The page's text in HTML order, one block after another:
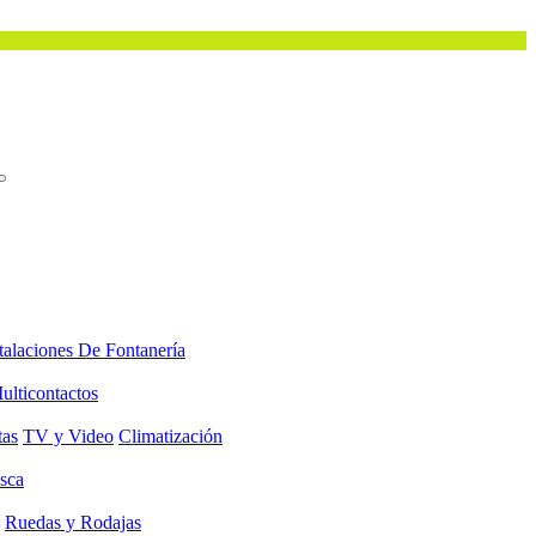
De Fontanería
TV y Video Climatización
Ruedas y Rodajas